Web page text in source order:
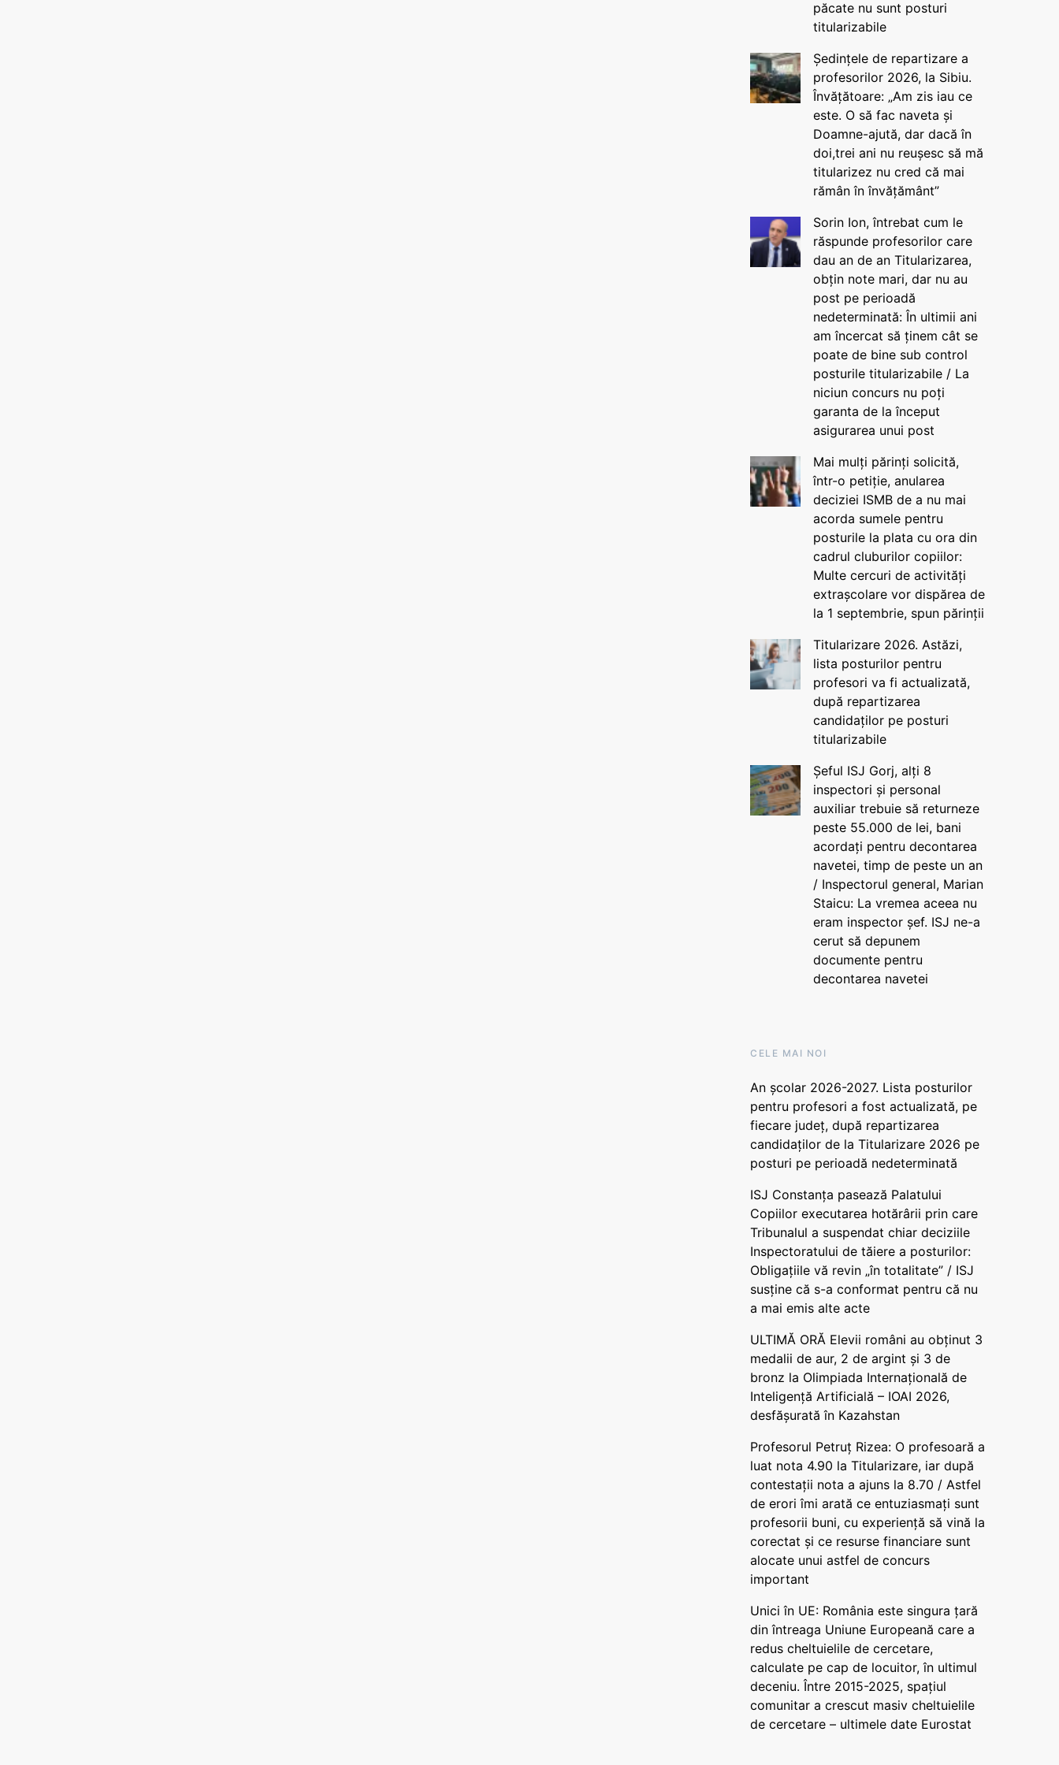
păcate nu sunt posturi
titularizabile
Ședințele de repartizare a
profesorilor 2026, la Sibiu.
Învățătoare: „Am zis iau ce
este. O să fac naveta și
Doamne-ajută, dar dacă în
doi,trei ani nu reușesc să mă
titularizez nu cred că mai
rămân în învățământ”
Sorin Ion, întrebat cum le
răspunde profesorilor care
dau an de an Titularizarea,
obțin note mari, dar nu au
post pe perioadă
nedeterminată: În ultimii ani
am încercat să ținem cât se
poate de bine sub control
posturile titularizabile / La
niciun concurs nu poți
garanta de la început
asigurarea unui post
Mai mulți părinți solicită,
într-o petiție, anularea
deciziei ISMB de a nu mai
acorda sumele pentru
posturile la plata cu ora din
cadrul cluburilor copiilor:
Multe cercuri de activități
extrașcolare vor dispărea de
la 1 septembrie, spun părinții
Titularizare 2026. Astăzi,
lista posturilor pentru
profesori va fi actualizată,
după repartizarea
candidaților pe posturi
titularizabile
Șeful ISJ Gorj, alți 8
inspectori și personal
auxiliar trebuie să returneze
peste 55.000 de lei, bani
acordați pentru decontarea
navetei, timp de peste un an
/ Inspectorul general, Marian
Staicu: La vremea aceea nu
eram inspector șef. ISJ ne-a
cerut să depunem
documente pentru
decontarea navetei
CELE MAI NOI
An școlar 2026-2027. Lista posturilor
pentru profesori a fost actualizată, pe
fiecare județ, după repartizarea
candidaților de la Titularizare 2026 pe
posturi pe perioadă nedeterminată
ISJ Constanța pasează Palatului
Copiilor executarea hotărârii prin care
Tribunalul a suspendat chiar deciziile
Inspectoratului de tăiere a posturilor:
Obligațiile vă revin „în totalitate” / ISJ
susține că s-a conformat pentru că nu
a mai emis alte acte
ULTIMĂ ORĂ Elevii români au obținut 3
medalii de aur, 2 de argint și 3 de
bronz la Olimpiada Internațională de
Inteligență Artificială – IOAI 2026,
desfășurată în Kazahstan
Profesorul Petruț Rizea: O profesoară a
luat nota 4.90 la Titularizare, iar după
contestații nota a ajuns la 8.70 / Astfel
de erori îmi arată ce entuziasmați sunt
profesorii buni, cu experiență să vină la
corectat și ce resurse financiare sunt
alocate unui astfel de concurs
important
Unici în UE: România este singura țară
din întreaga Uniune Europeană care a
redus cheltuielile de cercetare,
calculate pe cap de locuitor, în ultimul
deceniu. Între 2015-2025, spațiul
comunitar a crescut masiv cheltuielile
de cercetare – ultimele date Eurostat